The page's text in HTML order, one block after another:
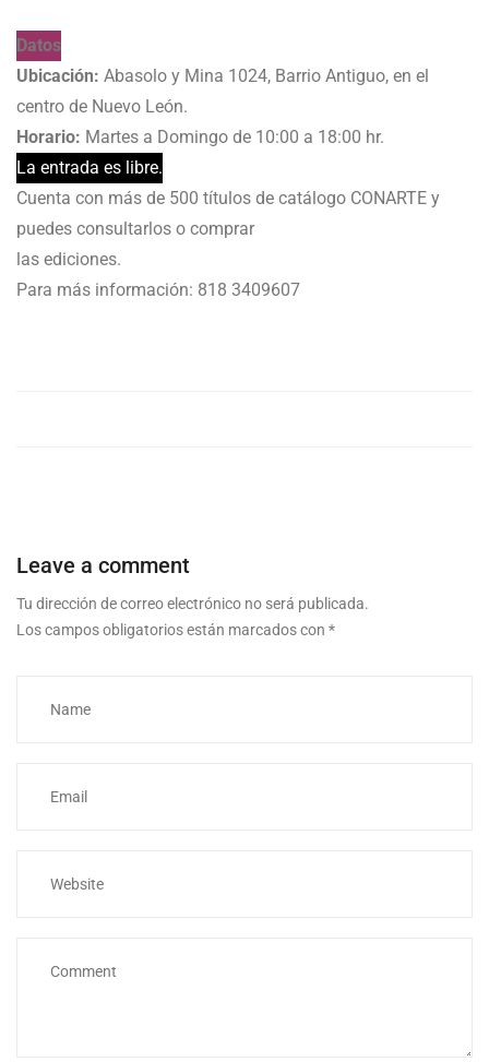
Datos
Ubicación: Abasolo y Mina 1024, Barrio Antiguo, en el
centro de Nuevo León.
Horario: Martes a Domingo de 10:00 a 18:00 hr.
La entrada es libre.
Cuenta con más de 500 títulos de catálogo CONARTE y
puedes consultarlos o comprar
las ediciones.
Para más información: 818 3409607
Leave a comment
Tu dirección de correo electrónico no será publicada.
Los campos obligatorios están marcados con *